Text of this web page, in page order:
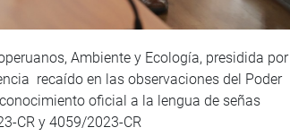
Ambiente y Ecología, presidida por
recaído en las observaciones del Poder
oficial a la lengua de señas
CR y 4059/2023-CR